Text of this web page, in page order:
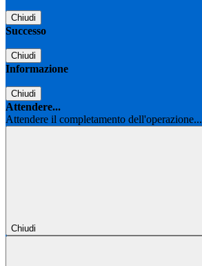
Chiudi
Successo
Chiudi
Informazione
Chiudi
Attendere...
Attendere il completamento dell'operazione...
Chiudi